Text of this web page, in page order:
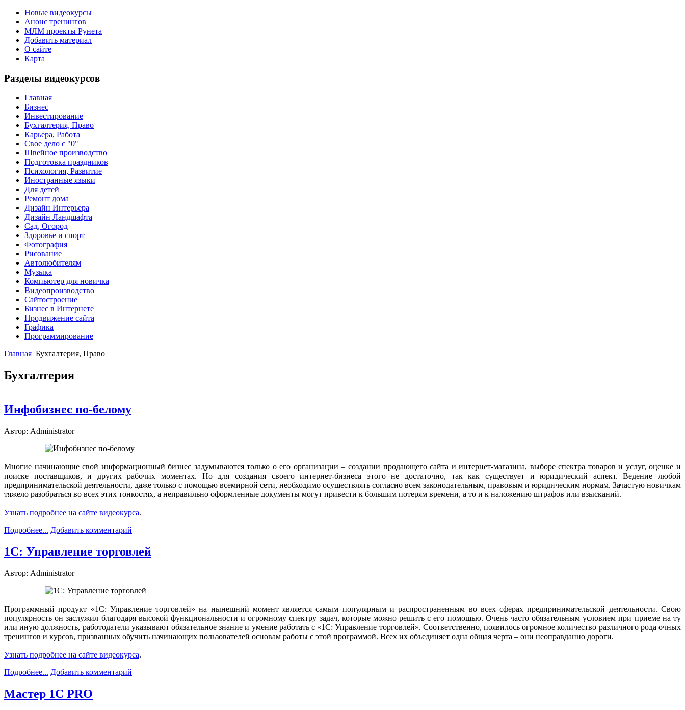
Новые видеокурсы
Анонс тренингов
МЛМ проекты Рунета
Добавить материал
О сайте
Карта
Разделы видеокурсов
Главная
Бизнес
Инвестирование
Бухгалтерия, Право
Карьера, Работа
Свое дело с "0"
Швейное производство
Подготовка праздников
Психология, Развитие
Иностранные языки
Для детей
Ремонт дома
Дизайн Интерьера
Дизайн Ландшафта
Сад, Огород
Здоровье и спорт
Фотография
Рисование
Автолюбителям
Музыка
Компьютер для новичка
Видеопроизводство
Сайтостроение
Бизнес в Интернете
Продвижение сайта
Графика
Программирование
Главная Бухгалтерия, Право
Бухгалтерия
Инфобизнес по-белому
Автор: Administrator
Многие начинающие свой информационный бизнес задумываются только о его организации – создании продающего сайта и интернет-магазина, выборе спектра товаров и услуг, оценке и
поиске поставщиков, и других рабочих моментах. Но для создания своего интернет-бизнеса этого не достаточно, так как существует и юридический аспект. Ведение любой
предпринимательской деятельности, даже только с помощью всемирной сети, необходимо осуществлять согласно всем законодательным, правовым и юридическим нормам. Зачастую новичкам
тяжело разобраться во всех этих тонкостях, а неправильно оформленные документы могут привести к большим потерям времени, а то и к наложению штрафов или взысканий.
Узнать подробнее на сайте видеокурса.
Подробнее... Добавить комментарий
1С: Управление торговлей
Автор: Administrator
Программный продукт «1С: Управление торговлей» на нынешний момент является самым популярным и распространенным во всех сферах предпринимательской деятельности. Свою
популярность он заслужил благодаря высокой функциональности и огромному спектру задач, которые можно решить с его помощью. Очень часто обязательным условием при приеме на ту
или иную должность, работодатели указывают обязательное знание и умение работать с «1С: Управление торговлей». Соответственно, появилось огромное количество различного рода очных
тренингов и курсов, призванных обучить начинающих пользователей основам работы с этой программой. Всех их объединяет одна общая черта – они неоправданно дороги.
Узнать подробнее на сайте видеокурса.
Подробнее... Добавить комментарий
Мастер 1С PRO